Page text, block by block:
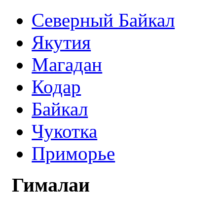
Северный Байкал
Якутия
Магадан
Кодар
Байкал
Чукотка
Приморье
Гималаи